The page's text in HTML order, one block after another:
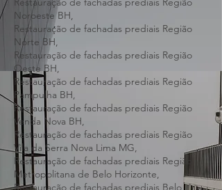
Nordeste BH,
Restauração de fachadas prediais Região
Noroeste BH,
Restauração de fachadas prediais Região
Norte BH,
Restauração de fachadas prediais Região
Oeste BH,
Restauração de fachadas prediais Região
Pampulha BH,
Restauração de fachadas prediais Região
Venda Nova BH,
Restauração de fachadas prediais Região
Vila da Serra Nova Lima MG,
Restauração de fachadas prediais Região